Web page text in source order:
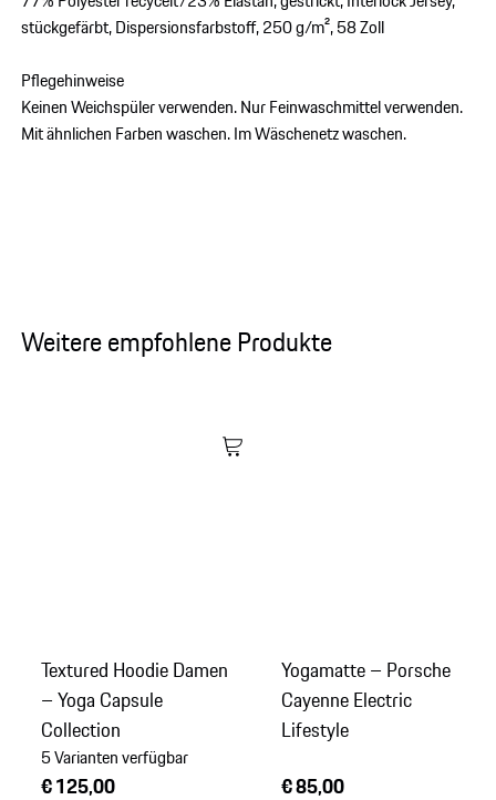
stückgefärbt, Dispersionsfarbstoff, 250 g/m², 58 Zoll
Pflegehinweise
Keinen Weichspüler verwenden. Nur Feinwaschmittel verwenden.
Mit ähnlichen Farben waschen. Im Wäschenetz waschen.
Weitere empfohlene Produkte
Textured Hoodie Damen
– Yoga Capsule
Collection
5 Varianten verfügbar
€ 125,00
Yogamatte – Porsche
Cayenne Electric
Lifestyle
€ 85,00